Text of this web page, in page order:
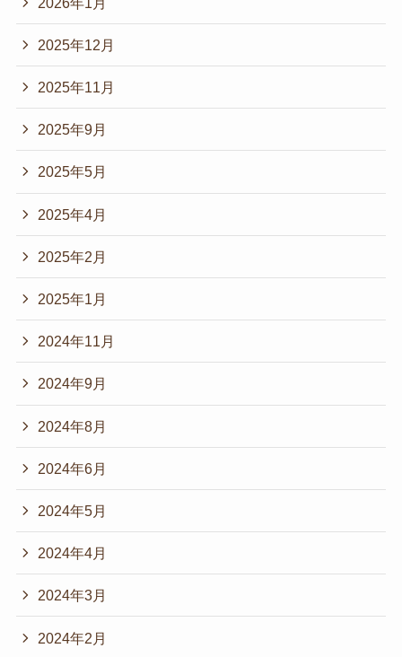
2025年12月
2025年11月
2025年9月
2025年5月
2025年4月
2025年2月
2025年1月
2024年11月
2024年9月
2024年8月
2024年6月
2024年5月
2024年4月
2024年3月
2024年2月